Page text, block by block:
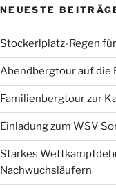
NEUESTE
Stockerlplatz-Regen
Abendbergtour auf die
Familienbergtour zur
Einladung zum WSV
Starkes
Nachwuchsläufern